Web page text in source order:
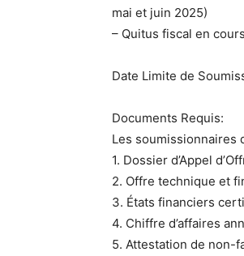
mai et juin 2025)
– Quitus fiscal en
Date Limite de
Documents Requis:
Les soumissionnaires
1. Dossier d’Appel
2. Offre technique et
3. États financiers
4. Chiffre d’affaires
5. Attestation de non-